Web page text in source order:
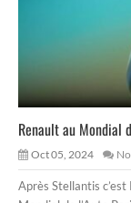
Renault au Mondial
Oct 05, 2024
Après Stellantis